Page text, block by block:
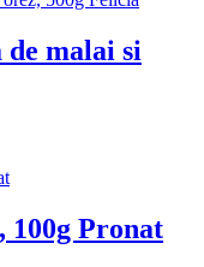
malai si
100g Pronat